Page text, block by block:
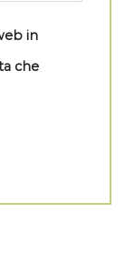
in
che